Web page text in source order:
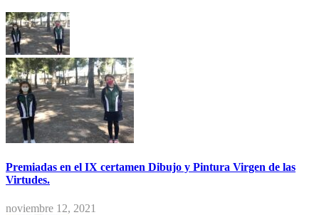
Premiadas en el IX certamen Dibujo y Pintura Virgen de las
Virtudes.
noviembre 12, 2021